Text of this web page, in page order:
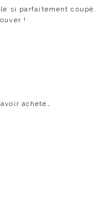
si parfaitement coupé.
!
acheté…